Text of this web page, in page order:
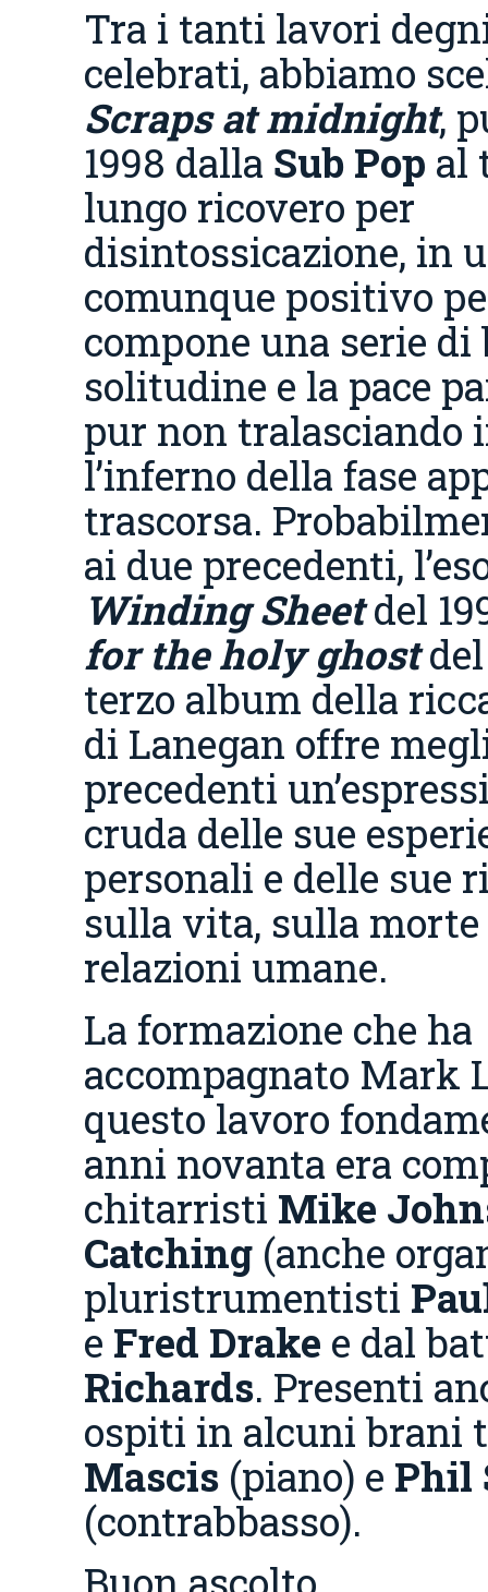
Tra i tanti lavori
celebrati, abbiamo
Scraps at midnight,
1998 dalla Sub Pop al
lungo ricovero per
disintossicazione, in
comunque positivo
compone una serie
solitudine e la pace
pur non tralasciando
l’inferno della fase
trascorsa.
ai due precedenti,
Winding Sheetdel
for the holy ghostdel
terzo album della
di Lanegan offre
precedenti
cruda delle sue
personali e delle sue
sulla vita, sulla morte
relazioni umane.
La formazione che ha
accompagnato Mark
questo lavoro
anni novanta era
chitarristi Mike
Catching(anche
pluristrumentisti
e Fred Drake e dal
Richards. Presenti
ospiti in alcuni brani
Mascis(piano) e Phil
(contrabbasso).